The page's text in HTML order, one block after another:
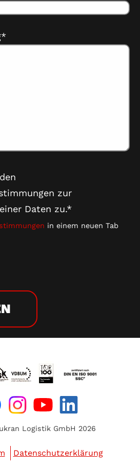
zur
Daten zu.*
in einem neuen Tab
Logistik GmbH 2026
Datenschutzerklärung